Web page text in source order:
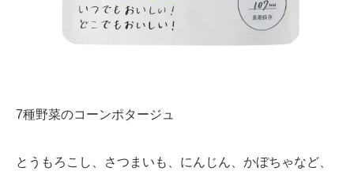
7種野菜のコーンポタージュ
とうもろこし、さつまいも、にんじん、かぼちゃなど、